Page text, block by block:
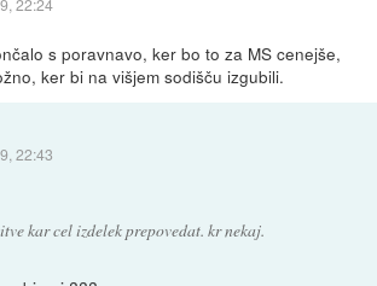
22:24
s poravnavo, ker bo to za MS cenejše,
ker bi na višjem sodišču izgubili.
22:43
kar cel izdelek prepovedat. kr nekaj.